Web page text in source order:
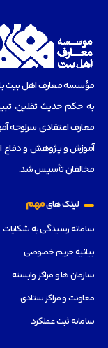
مؤسسه‌ معارف اهل بیت با
به حکم حدیث ثقلین،
آموزش و پژوهش و دفاع
مخالفان تأسیس شد.
لینک هایمهم
سامانه رسیدگی به شکایات
بیانیه حریم خصوصی
سازمان ها و مراکز وابسته
معاونت و مراکز ستادی
سامانه ثبت عملکرد